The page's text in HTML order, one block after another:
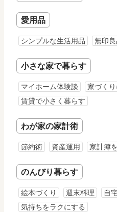
愛用品
シンプルな生活用品 無印
小さな家で暮らす
マイホーム体験談
家づく
賃貸で小さく暮らす
わが家の家計術
節約術 資産運用 家計簿
のんびり暮らす
絵本づくり 週末料理 自
気持ちをラクにする